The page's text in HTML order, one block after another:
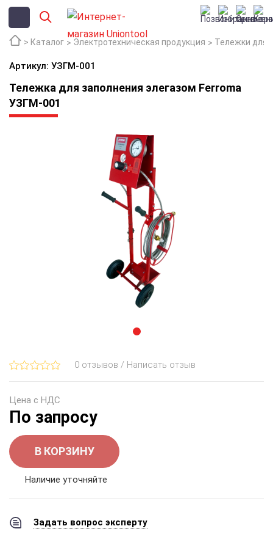
Каталог Электротехническая продукция Тележки для
Артикул: УЗГМ-001
Тележка для заполнения элегазом Ferroma
УЗГМ-001
0 отзывов / Написать отзыв
Цена с НДС
По запросу
В КОРЗИНУ
Наличие уточняйте
Задать вопрос эксперту